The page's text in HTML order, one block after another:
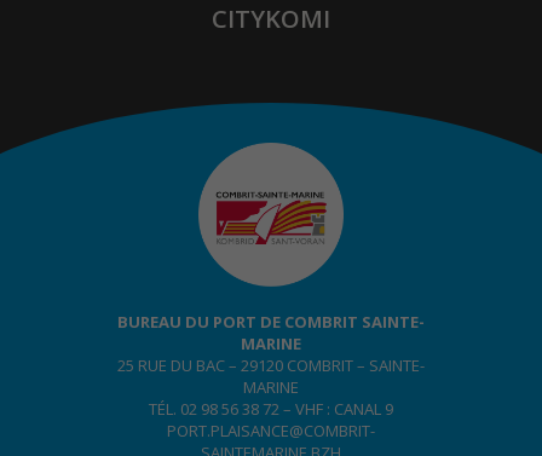
CITYKOMI
BUREAU DU PORT DE COMBRIT SAINTE-
MARINE
25 RUE DU BAC – 29120 COMBRIT – SAINTE-
MARINE
TÉL. 02 98 56 38 72 – VHF : CANAL 9
PORT.PLAISANCE@COMBRIT-